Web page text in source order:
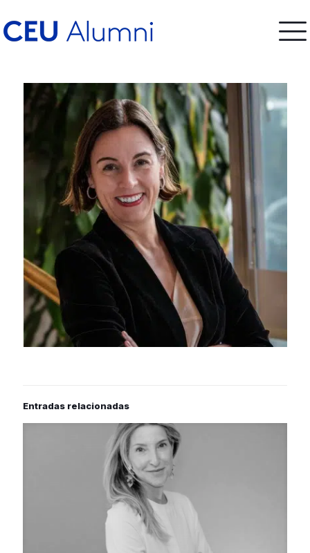
Entradas relacionadas